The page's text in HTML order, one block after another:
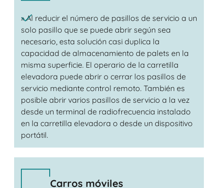
» Al reducir el número de pasillos de servicio a un
solo pasillo que se puede abrir según sea
necesario, esta solución casi duplica la
capacidad de almacenamiento de palets en la
misma superficie. El operario de la carretilla
elevadora puede abrir o cerrar los pasillos de
servicio mediante control remoto. También es
posible abrir varios pasillos de servicio a la vez
desde un terminal de radiofrecuencia instalado
en la carretilla elevadora o desde un dispositivo
portátil.
Carros móviles